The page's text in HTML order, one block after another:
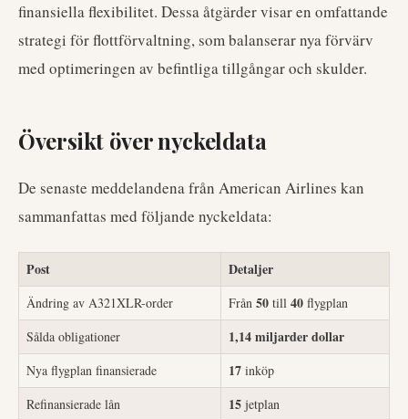
finansiella flexibilitet. Dessa åtgärder visar en omfattande
strategi för flottförvaltning, som balanserar nya förvärv
med optimeringen av befintliga tillgångar och skulder.
Översikt över nyckeldata
De senaste meddelandena från American Airlines kan
sammanfattas med följande nyckeldata:
Post Detaljer
Ändring av A321XLR-order Från 50 till 40 flygplan
Sålda obligationer
1,14 miljarder dollar
Nya flygplan finansierade 17 inköp
Refinansierade lån
15 jetplan